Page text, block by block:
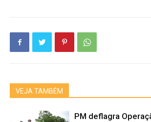
VEJA TAMBÉM
PM deflagra